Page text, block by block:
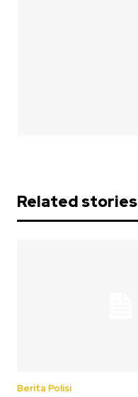
Related stories
Berita Polisi